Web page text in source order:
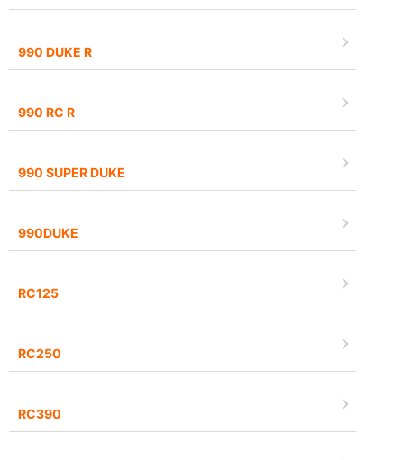
990 DUKE R
990 RC R
990 SUPER DUKE
990DUKE
RC125
RC250
RC390